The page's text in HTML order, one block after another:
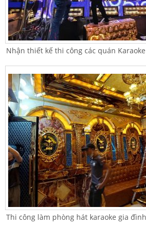
Nhận thiết kế thi công các quán
Thi công làm phòng hát karaoke gia